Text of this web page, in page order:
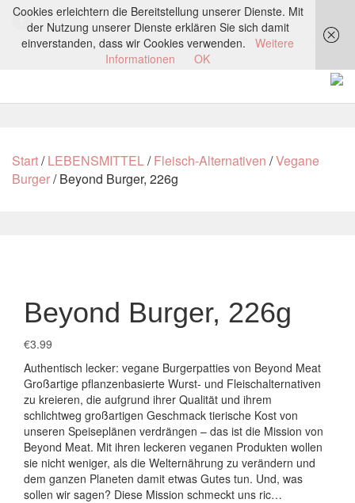
Start/LEBENSMITTEL/Fleisch-Alternativen /Vegane
Burger/ Beyond Burger, 226g
Beyond Burger, 226g
€3.99
Authentisch lecker: vegane Burgerpatties von Beyond Meat
Großartige pflanzenbasierte Wurst- und Fleischalternativen
zu kreieren, die aufgrund ihrer Qualität und ihrem
schlichtweg großartigen Geschmack tierische Kost von
unseren Speiseplänen verdrängen – das ist die Mission von
Beyond Meat. Mit ihren leckeren veganen Produkten wollen
sie nicht weniger, als die Welternährung zu verändern und
dem ganzen Planeten damit etwas Gutes tun. Und, was
sollen wir sagen? Diese Mission schmeckt uns ric…
Cookies erleichtern die Bereitstellung unserer Dienste. Mit
der Nutzung unserer Dienste erklären Sie sich damit
einverstanden, dass wir Cookies verwenden.
Weitere
Informationen
OK